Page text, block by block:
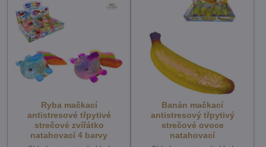
Ryba mačkací
antistresové třpytivé
strečové zvířátko
natahovací 4 barvy
Banán mačkací
antistresový třpytivý
strečové ovoce
natahovací